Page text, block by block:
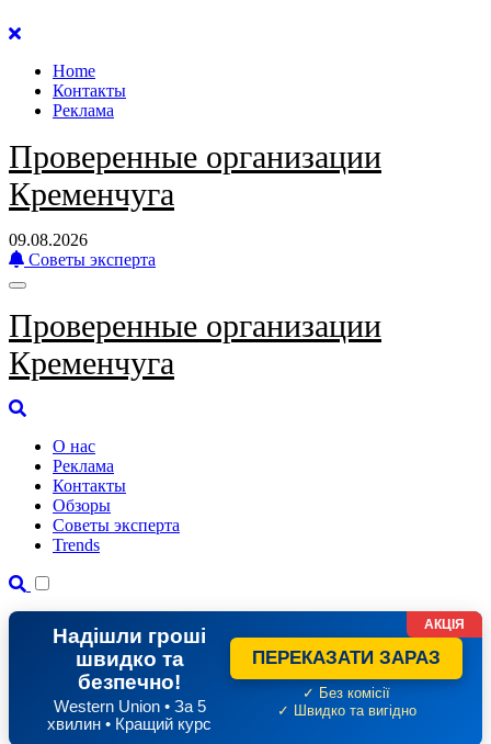
Перейти
содержанию
Home
Контакты
Реклама
Проверенные организации
Кременчуга
09.08.2026
Советы эксперта
Проверенные организации
Кременчуга
О нас
Реклама
Контакты
Обзоры
Советы эксперта
Trends
Надішли гроші
швидко та
безпечно!
Western Union • За 5
хвилин • Кращий курс
ПЕРЕКАЗАТИ ЗАРАЗ
✓ Без комісії
✓ Швидко та вигідно
АКЦІЯ